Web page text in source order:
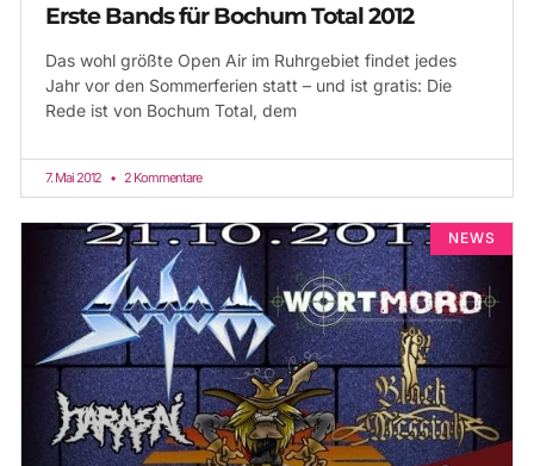
Erste Bands für Bochum Total 2012
Das wohl größte Open Air im Ruhrgebiet findet jedes
Jahr vor den Sommerferien statt – und ist gratis: Die
Rede ist von Bochum Total, dem
7. Mai 2012 2 Kommentare
NEWS